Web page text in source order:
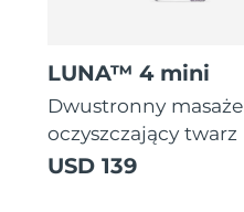
LUNA™ 4 mini
Dwustronny
oczyszczający twarz
USD 139